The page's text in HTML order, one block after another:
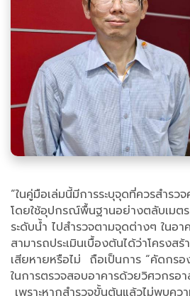
“ในคู่มือเล่มนี้มีการระบุจุดที่ควรสำรว
โดยใช้อุปกรณ์พื้นฐานอย่างตลับเมตร
ระดับน้ำ ไปสำรวจตามจุดต่างๆ ในอา
สามารถประเมินเบื้องต้นได้ว่าโครงส
เสียหายหรือไม่ ถือเป็นการ “คัดกรอ
ในการตรวจสอบอาคารด้วยวิศวกรอ